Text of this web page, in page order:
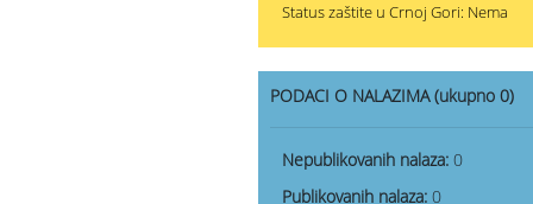
Status zaštite u Crnoj Gori: Nema
PODACI O NALAZIMA (ukupno 0)
Nepublikovanih nalaza: 0
Publikovanih nalaza: 0